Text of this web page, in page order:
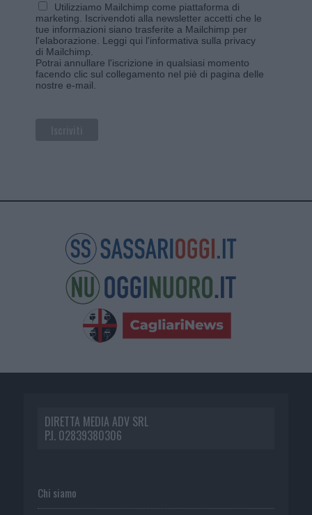
Utilizziamo Mailchimp come piattaforma di
marketing. Iscrivendoti alla newsletter accetti che le
tue informazioni siano trasferite a Mailchimp per
l'elaborazione. Leggi qui l'informativa sulla privacy
di Mailchimp
Potrai annullare l'iscrizione in qualsiasi momento
facendo clic sul collegamento nel piè di pagina delle
nostre e-mail.
DIRETTA MEDIA ADV SRL
P.I. 02839380306
Chi siamo